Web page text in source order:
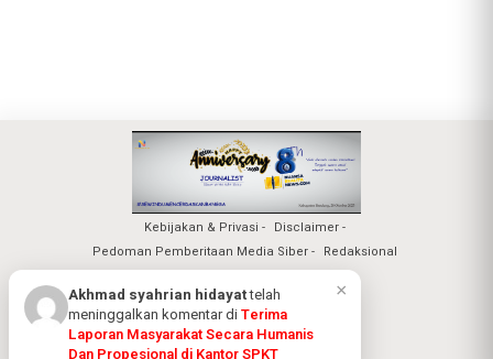
Kebijakan & Privasi
Disclaimer
Pedoman Pemberitaan Media Siber
Redaksional
Nuansa Realita Jaya 2026